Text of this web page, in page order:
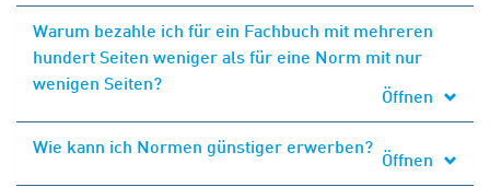
Warum bezahle ich für ein Fachbuch mit mehreren
hundert Seiten weniger als für eine Norm mit nur
wenigen Seiten?
Öffnen
Wie kann ich Normen günstiger erwerben?
Öffnen